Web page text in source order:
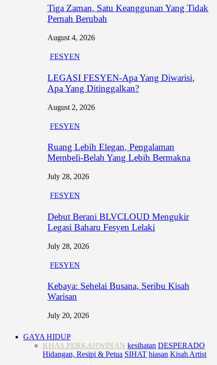
Tiga Zaman, Satu Keanggunan Yang Tidak
Pernah Berubah
August 4, 2026
FESYEN
LEGASI FESYEN-Apa Yang Diwarisi,
Apa Yang Ditinggalkan?
August 2, 2026
FESYEN
Ruang Lebih Elegan, Pengalaman
Membeli-Belah Yang Lebih Bermakna
July 28, 2026
FESYEN
Debut Berani BLVCLOUD Mengukir
Legasi Baharu Fesyen Lelaki
July 28, 2026
FESYEN
Kebaya: Sehelai Busana, Seribu Kisah
Warisan
July 20, 2026
GAYA HIDUP
KHAS PERKAHWINAN kesihatan DESPERADO
Hidangan, Resipi & Petua SIHAT hiasan Kisah Artist